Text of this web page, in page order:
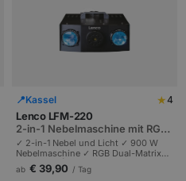
📍Kassel ★4
Lenco LFM-220
2-in-1 Nebelmaschine mit RGB-
Lichtshow
✓ 2-in-1 Nebel und Licht ✓ 900 W
Nebelmaschine ✓ RGB Dual-Matrix-
Lichtshow | Musiksteuerung
integriert | Geburtstage und Partys
ab € 39,90 / Tag